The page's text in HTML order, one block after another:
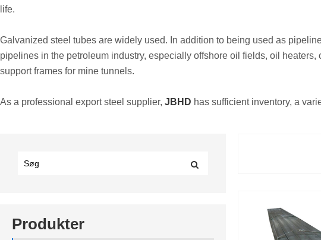
life.
Galvanized steel tubes are widely used. In addition to being used as
pipelines in the petroleum industry, especially offshore oil fields, oil
support frames for mine tunnels.
As a professional export steel supplier, JBHD has sufficient inventory, a
Produkter